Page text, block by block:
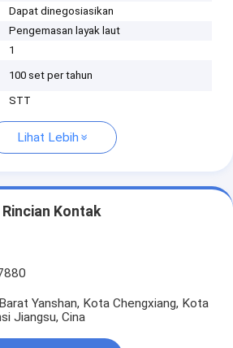
Dapat dinegosiasikan
Pengemasan layak laut
1
100 set per tahun
STT
Lihat Lebih
Rincian Kontak
Yanshan, Kota Chengxiang, Kota
Jiangsu, Cina